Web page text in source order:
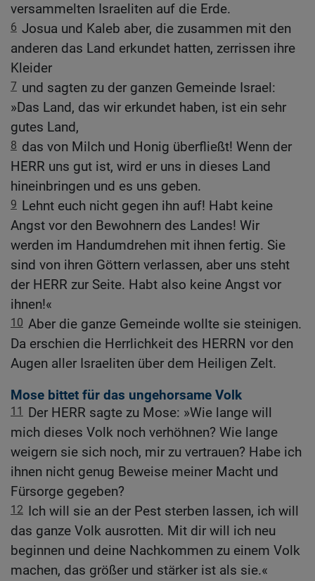
versammelten Israeliten auf die Erde.
6 Josua und Kaleb aber, die zusammen mit den
anderen das Land erkundet hatten, zerrissen ihre
Kleider
7 und sagten zu der ganzen Gemeinde Israel:
»Das Land, das wir erkundet haben, ist ein sehr
gutes Land,
8 das von Milch und Honig überfließt! Wenn der
HERR uns gut ist, wird er uns in dieses Land
hineinbringen und es uns geben.
9 Lehnt euch nicht gegen ihn auf! Habt keine
Angst vor den Bewohnern des Landes! Wir
werden im Handumdrehen mit ihnen fertig. Sie
sind von ihren Göttern verlassen, aber uns steht
der HERR zur Seite. Habt also keine Angst vor
ihnen!«
10 Aber die ganze Gemeinde wollte sie steinigen.
Da erschien die Herrlichkeit des HERRN vor den
Augen aller Israeliten über dem Heiligen Zelt.
Mose bittet für das ungehorsame Volk
11
Der HERR sagte zu Mose: »Wie lange will
mich dieses Volk noch verhöhnen? Wie lange
weigern sie sich noch, mir zu vertrauen? Habe ich
ihnen nicht genug Beweise meiner Macht und
Fürsorge gegeben?
12 Ich will sie an der Pest sterben lassen, ich will
das ganze Volk ausrotten. Mit dir will ich neu
beginnen und deine Nachkommen zu einem Volk
machen, das größer und stärker ist als sie.«